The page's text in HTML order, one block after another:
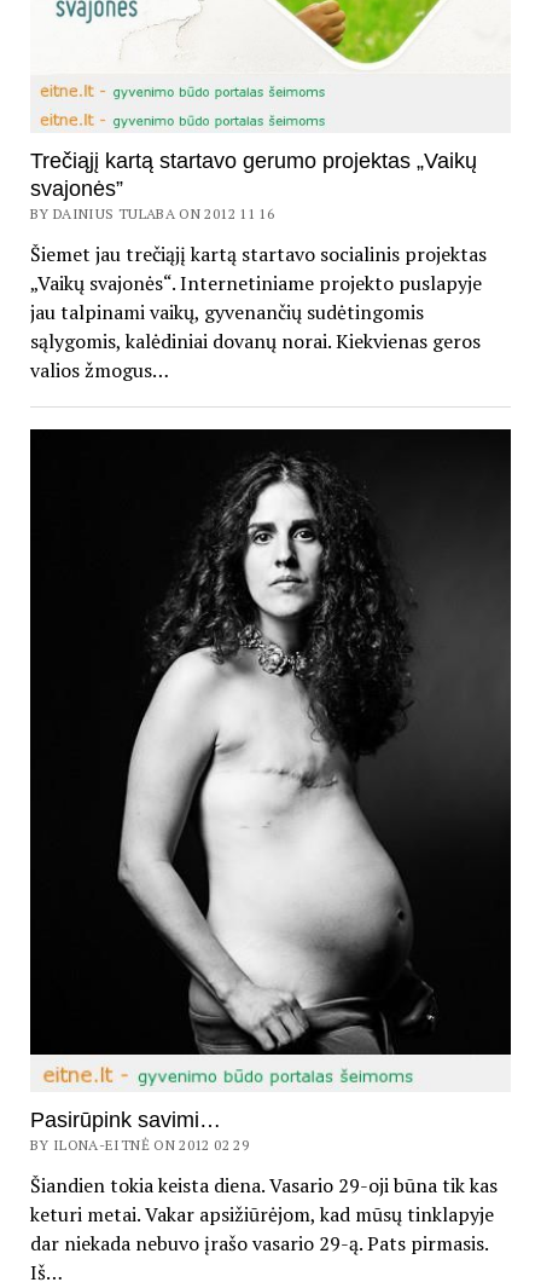
Trečiąjį kartą startavo gerumo projektas „Vaikų
svajonės”
BY DAINIUS TULABA ON 2012 11 16
Šiemet jau trečiąjį kartą startavo socialinis projektas
„Vaikų svajonės“. Internetiniame projekto puslapyje
jau talpinami vaikų, gyvenančių sudėtingomis
sąlygomis, kalėdiniai dovanų norai. Kiekvienas geros
valios žmogus…
Pasirūpink savimi…
BY ILONA-EITNĖ ON 2012 02 29
Šiandien tokia keista diena. Vasario 29-oji būna tik kas
keturi metai. Vakar apsižiūrėjom, kad mūsų tinklapyje
dar niekada nebuvo įrašo vasario 29-ą. Pats pirmasis.
Iš…